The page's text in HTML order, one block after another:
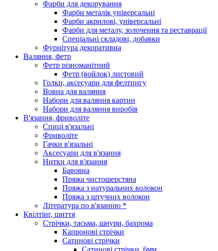
Фарби для декорування
Фарби металік універсальні
Фарби акрилові, універсальні
Фарби для металу, золочення та реставрації
Спеціальні складові, добавки
Фурнітура декоративна
Валяння, фетр
Фетр різноманітний
Фетр (войлок) листовий
Голки, аксесуари для фелтингу
Вовна для валяння
Набори для валяння картин
Набори для валяння виробів
В'язання, фриволіте
Спиці в'язальні
Фриволіте
Гачки в'язальні
Аксесуари для в'язання
Нитки для в'язання
Бавовна
Пряжа чистошерстяна
Пряжа з натуральних волокон
Пряжа з штучних волокон
Література по в'язанню *
Квілтінг, шиття
Стрічки, тасьма, шнури, бахрома
Капронові стрічки
Сатинові стрічки
Сатинові стрічки, 6мм